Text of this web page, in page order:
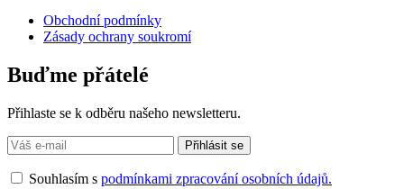
Obchodní podmínky
Zásady ochrany soukromí
Buďme přátelé
Přihlaste se k odběru našeho newsletteru.
Souhlasím s podmínkami zpracování osobních údajů.